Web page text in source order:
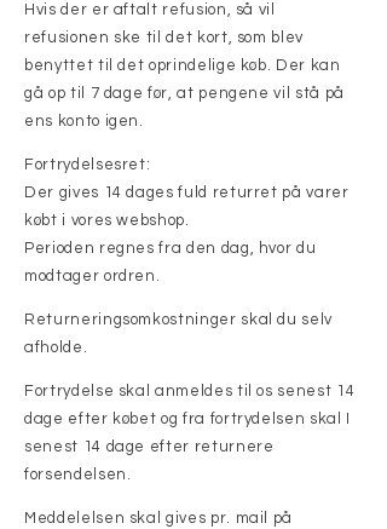
Hvis der er aftalt refusion, så vil
refusionen ske til det kort, som blev
benyttet til det oprindelige køb. Der kan
gå op til 7 dage før, at pengene vil stå på
ens konto igen.
Fortrydelsesret:
Der gives 14 dages fuld returret på varer
købt i vores webshop.
Perioden regnes fra den dag, hvor du
modtager ordren.
Returneringsomkostninger skal du selv
afholde.
Fortrydelse skal anmeldes til os senest 14
dage efter købet og fra fortrydelsen skal I
senest 14 dage efter returnere
forsendelsen.
Meddelelsen skal gives pr. mail på